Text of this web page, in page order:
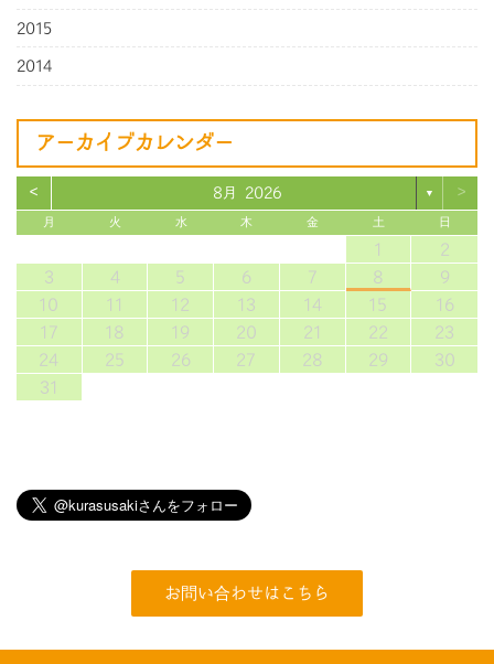
2015
2014
アーカイブカレンダー
< 8月 2026 ▼ >
月 火 水 木 金 土 日
1
2
3
4 5 6 7 8
9
10
11 12 13 14 15
16
17
18 19 20 21 22
23
24
25 26 27 28 29
30
31
お問い合わせはこちら